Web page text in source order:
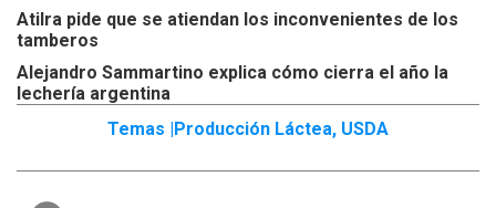
Atilra pide que se atiendan los inconvenientes de los
tamberos
Alejandro Sammartino explica cómo cierra el año la
lechería argentina
Temas |
Producción Láctea, USDA